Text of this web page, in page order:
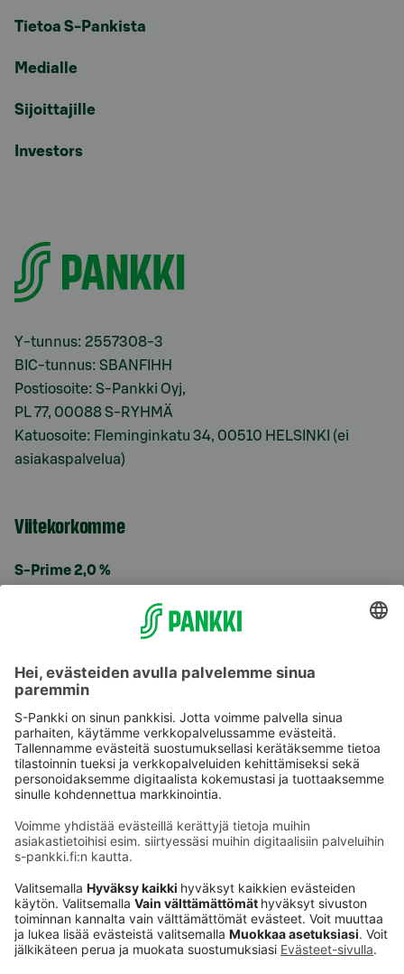
Tietoa S-Pankista
Medialle
Sijoittajille
Investors
Y-tunnus: 2557308-3
BIC-tunnus: SBANFIHH
Postiosoite: S-Pankki Oyj,
PL 77, 00088 S-RYHMÄ
Katuosoite: Fleminginkatu 34, 00510 HELSINKI (ei
asiakaspalvelua)
Viitekorkomme
S-Prime 2,0 %
Käyttöehdot
Saavutettavuusseloste
Evästeet
Verkkopalvelujen käytön edellytykset